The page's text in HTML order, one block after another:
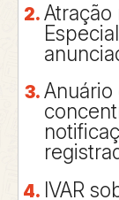
Atração
Anuário
IVAR